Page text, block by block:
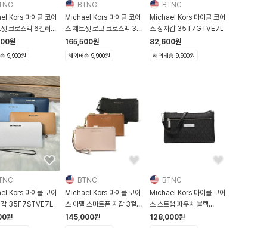
Kors 마이클 코어
크로스백 6컬러
원
9,900원
BTNC
Michael Kors 마이클 코어
스 제트셋 로고 크로스백 3컬
러 32S7SJSC7B
165,500원
해외배송 9,900원
BTNC
Michael Kors 마이클 코어
스 장지갑 35T7GTVE7L
82,600원
해외배송 9,900원
Kors 마이클 코어
갑 35F7STVE7L
원
BTNC
Michael Kors 마이클 코어
스 아델 스마트폰 지갑 3컬러
32T7GAFW4L
145,000원
BTNC
Michael Kors 마이클 코어
스 스트랩 파우치 블랙
32S0SJ6W7B
128,000원